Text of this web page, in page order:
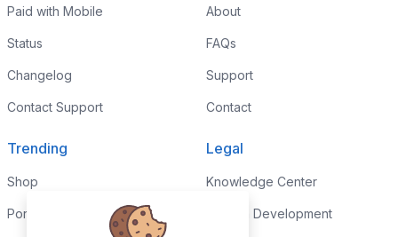
Paid with Mobile
Status
Changelog
Contact Support
About
FAQs
Support
Contact
Trending
Shop
Portfolio
Legal
Knowledge Center
Custom Development